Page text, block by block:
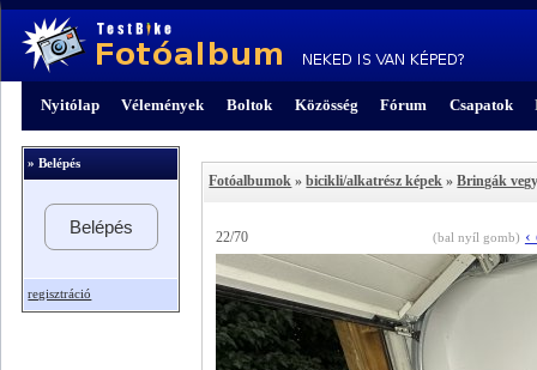
Nyitólap Vélemények Boltok Közösség Fórum Csapatok
» Belépés
Belépés
regisztráció
Fotóalbumok »bicikli/alkatrész képek »Bringák
22/70 (bal nyíl gomb) ‹